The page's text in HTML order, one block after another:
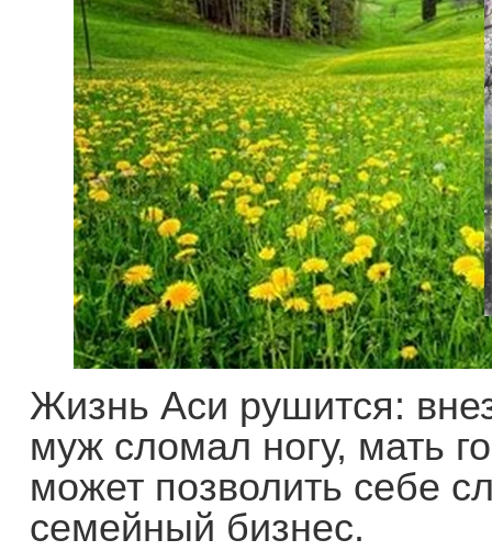
Жизнь Аси рушится:
муж сломал ногу, мать
может позволить себе
семейный бизнес.